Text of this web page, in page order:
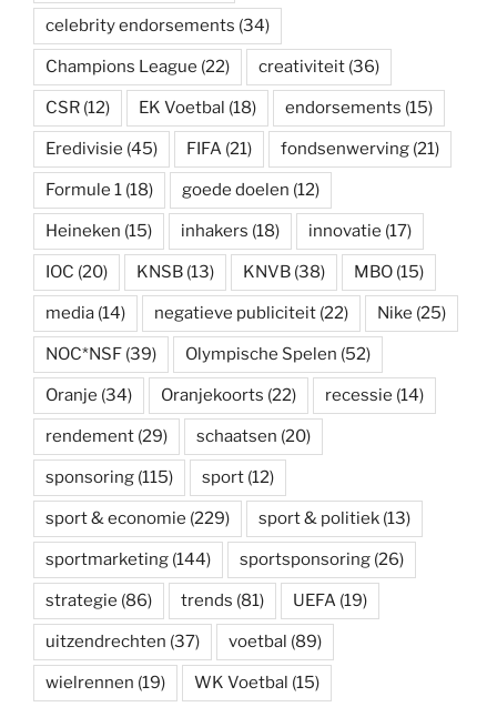
celebrity endorsements (34)
Champions League (22) creativiteit (36)
CSR (12) EK Voetbal (18) endorsements (15)
Eredivisie (45) FIFA (21) fondsenwerving (21)
Formule 1 (18) goede doelen (12)
Heineken (15) inhakers (18) innovatie (17)
IOC (20) KNSB (13) KNVB (38) MBO (15)
media (14) negatieve publiciteit (22) Nike (25)
NOC*NSF (39) Olympische Spelen (52)
Oranje (34) Oranjekoorts (22) recessie (14)
rendement (29) schaatsen (20)
sponsoring (115) sport (12)
sport & economie (229) sport & politiek (13)
sportmarketing (144) sportsponsoring (26)
strategie (86) trends (81) UEFA (19)
uitzendrechten (37) voetbal (89)
wielrennen (19) WK Voetbal (15)